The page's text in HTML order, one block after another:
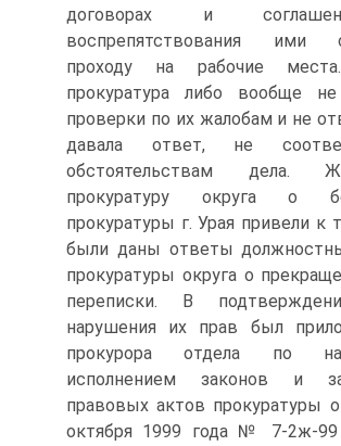
договорах и
воспрепятствования ими
проходу на рабочие
прокуратура либо вообще не
проверки по их жалобам и не
давала ответ, не
обстоятельствам дела.
прокуратуру округа о
прокуратуры г. Урая привели к
были даны ответы
прокуратуры округа о
переписки. В
нарушения их прав был
прокурора отдела по
исполнением законов и
правовых актов прокуратуры
октября 1999 года № 7-2ж-